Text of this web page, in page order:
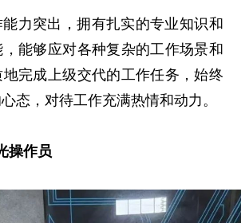
力突出，拥有扎实的专业知识和
能够应对各种复杂的工作场景和
完成上级交代的工作任务，始终
态，对待工作充满热情和动力。
操作员